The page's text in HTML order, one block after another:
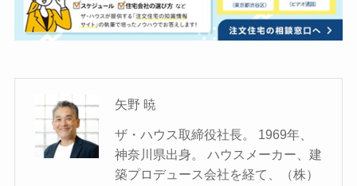
矢野 暁
ザ・ハウス取締役社長。 1969年、
神奈川県出身。 ハウスメーカー、建
築プロデュース会社を経て、（株）